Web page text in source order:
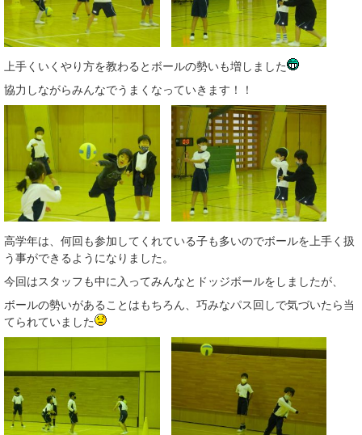
上手くいくやり方を教わるとボールの勢いも増しました
協力しながらみんなでうまくなっていきます！！
高学年は、何回も参加してくれている子も多いのでボールを上手く扱
う事ができるようになりました。
今回はスタッフも中に入ってみんなとドッジボールをしましたが、
ボールの勢いがあることはもちろん、巧みなパス回しで気づいたら当
てられていました